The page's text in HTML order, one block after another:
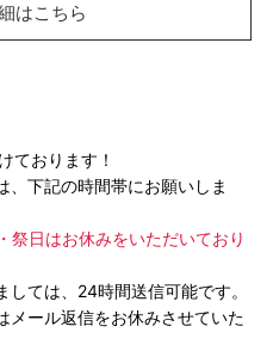
はこちら
ております！
、下記の時間帯にお願いしま
日はお休みをいただいており
しては、24時間送信可能です。
メール返信をお休みさせていた